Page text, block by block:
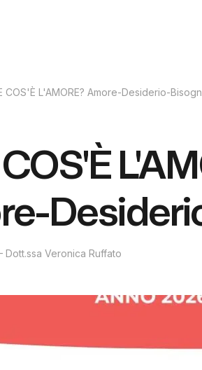
COS'È L'AMORE? Amore-Desiderio-
Dott.ssa Veronica Ruffato